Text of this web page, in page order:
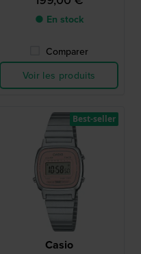
● En stock
Comparer
Voir les produits
Casio
Best-seller